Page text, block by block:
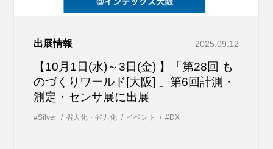
出展情報 2025.09.12
【10月1日(水)～3日(金) 】「第28回 も
のづくりワールド[大阪] 」第6回計測・
測定・センサ展に出展
#Silver 省人化・省力化 イベント #DX